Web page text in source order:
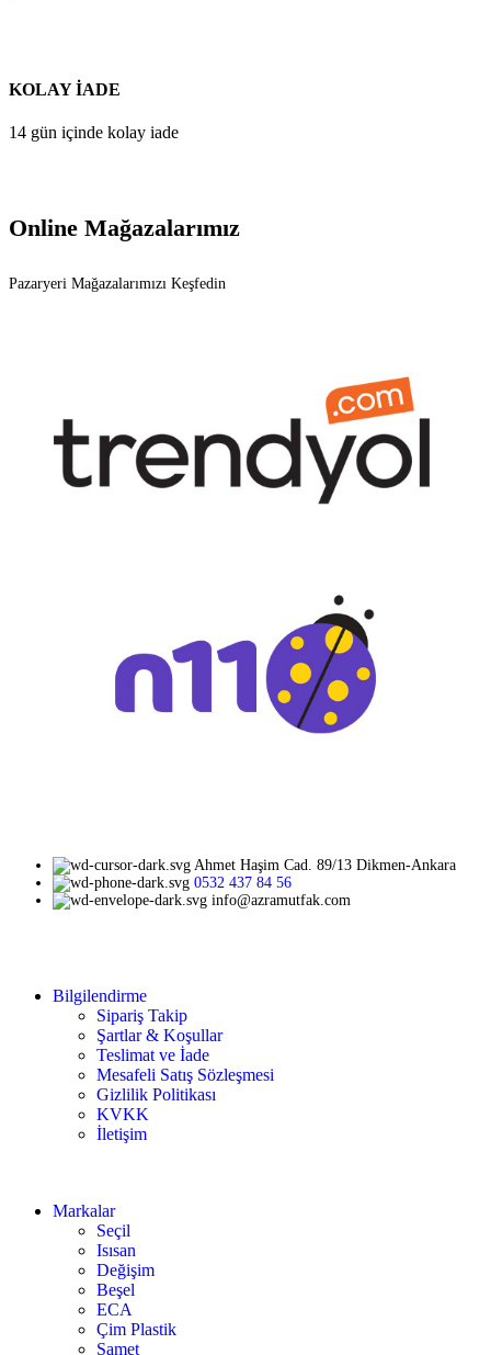
KOLAY İADE
14 gün içinde kolay iade
Online Mağazalarımız
Pazaryeri Mağazalarımızı Keşfedin
Ahmet Haşim Cad. 89/13 Dikmen-Ankara
0532 437 84 56
info@azramutfak.com
Bilgilendirme
Sipariş Takip
Şartlar & Koşullar
Teslimat ve İade
Mesafeli Satış Sözleşmesi
Gizlilik Politikası
KVKK
İletişim
Markalar
Seçil
Isısan
Değişim
Beşel
ECA
Çim Plastik
Samet